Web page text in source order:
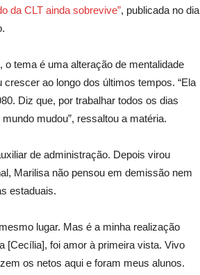
da CLT ainda sobrevive”, publicada no dia
o tema é uma alteração de mentalidade
crescer ao longo dos últimos tempos. “Ela
Diz que, por trabalhar todos os dias
mudou”, ressaltou a matéria.
de administração. Depois virou
Marilisa não pensou em demissão nem
estaduais.
lugar. Mas é a minha realização
[Cecília], foi amor à primeira vista. Vivo
os netos aqui e foram meus alunos.